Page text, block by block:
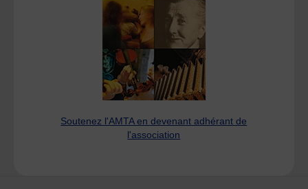
Soutenez l'AMTA en devenant adhérant de
l'association